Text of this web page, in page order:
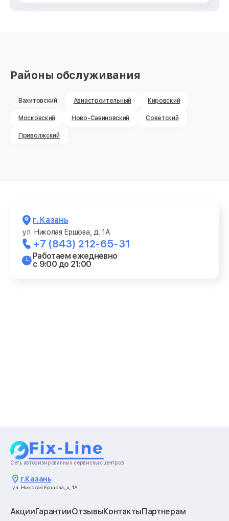
Районы обслуживания
Вахитовский Авиастроительный Кировский
Московский Ново-Савиновский Советский
Приволжский
г. Казань
ул. Николая Ершова, д. 1А
+7 (843) 212-65-31
Работаем ежедневно
с 9:00 до 21:00
Сеть авторизированных сервисных центров
г.Казань
ул. Николая Ершова, д. 1А
АкцииГарантииОтзывыКонтактыПартнерам